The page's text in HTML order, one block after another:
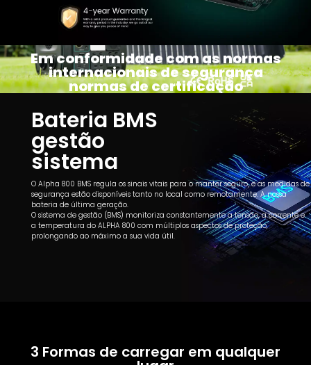
Em conformidade com as normas
internacionais de segurança
normas de certificação
Bateria BMS
gestão
sistema
O Alpha 800 BMS regula os sinais vitais para o manter seguro, e as medidas de
segurança estão disponíveis tanto no local como remotamente. A nossa
bateria de última geração.
O sistema de gestão (BMS) monitoriza constantemente a tensão, a corrente e
a temperatura do ALPHA 800 com múltiplos aspectos de proteção,
prolongando ao máximo a sua vida útil.
3 Formas de carregar em qualquer